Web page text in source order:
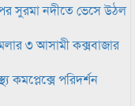
সুরমা নদীতে ভেসে উঠল
৩ আসামী কক্সবাজার
কমপ্লেক্সে পরিদর্শন